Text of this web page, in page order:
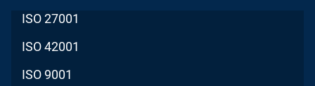
ISO 27001
ISO 42001
ISO 9001